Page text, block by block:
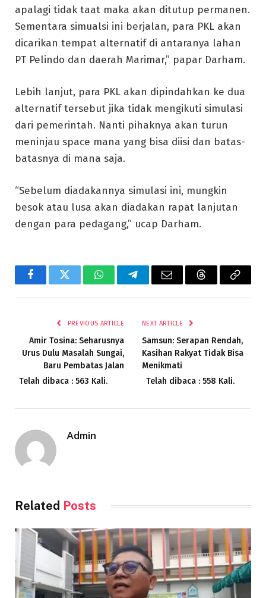
apalagi tidak taat maka akan ditutup permanen.
Sementara simualsi ini berjalan, para PKL akan
dicarikan tempat alternatif di antaranya lahan
PT Pelindo dan daerah Marimar,” papar Darham.
Lebih lanjut, para PKL akan dipindahkan ke dua
alternatif tersebut jika tidak mengikuti simulasi
dari pemerintah. Nanti pihaknya akan turun
meninjau space mana yang bisa diisi dan batas-
batasnya di mana saja.
“Sebelum diadakannya simulasi ini, mungkin
besok atau lusa akan diadakan rapat lanjutan
dengan para pedagang,” ucap Darham.
FacebookTwitter WhatsAppTelegramEmail ThreadsCopy
PREVIOUS ARTICLE
Amir Tosina: Seharusnya
Urus Dulu Masalah Sungai,
Baru Pembatas Jalan
Telah dibaca : 563 Kali.
NEXT ARTICLE
Samsun: Serapan Rendah,
Kasihan Rakyat Tidak Bisa
Menikmati
Telah dibaca : 558 Kali.
Admin
Related Posts